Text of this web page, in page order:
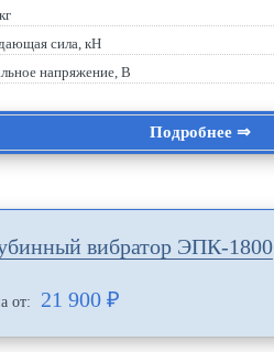
сила, кН
напряжение, В
Подробнее ⇒
вибратор ЭПК-1800
от: 21 900 ₽